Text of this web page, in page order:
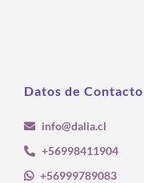
Datos de Contacto
info@dalia.cl
+56998411904
+56999789083